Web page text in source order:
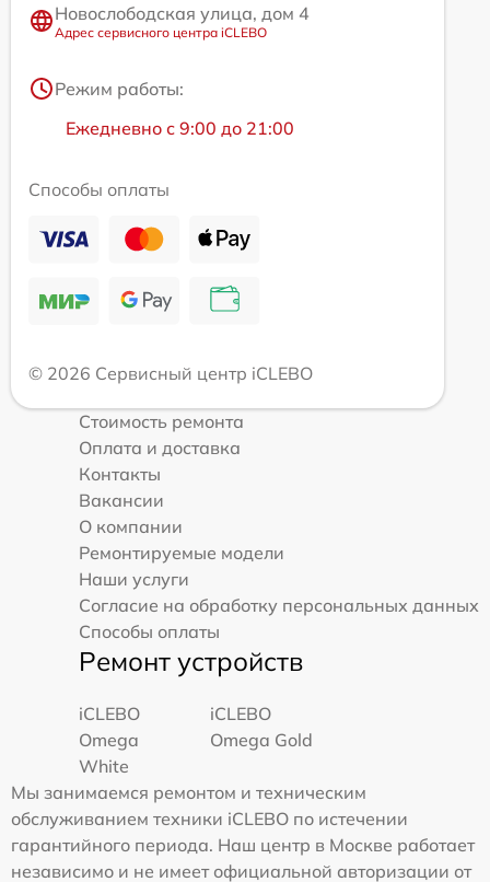
Новослободская улица, дом 4
Адрес сервисного центра iCLEBO
Режим работы:
Ежедневно с 9:00 до 21:00
Способы оплаты
© 2026 Сервисный центр iCLEBO
Стоимость ремонта
Оплата и доставка
Контакты
Вакансии
О компании
Ремонтируемые модели
Наши услуги
Согласие на обработку персональных данных
Способы оплаты
Ремонт устройств
iCLEBO
Omega
White
iCLEBO
Omega Gold
Мы занимаемся ремонтом и техническим
обслуживанием техники iCLEBO по истечении
гарантийного периода. Наш центр в Москве работает
независимо и не имеет официальной авторизации от